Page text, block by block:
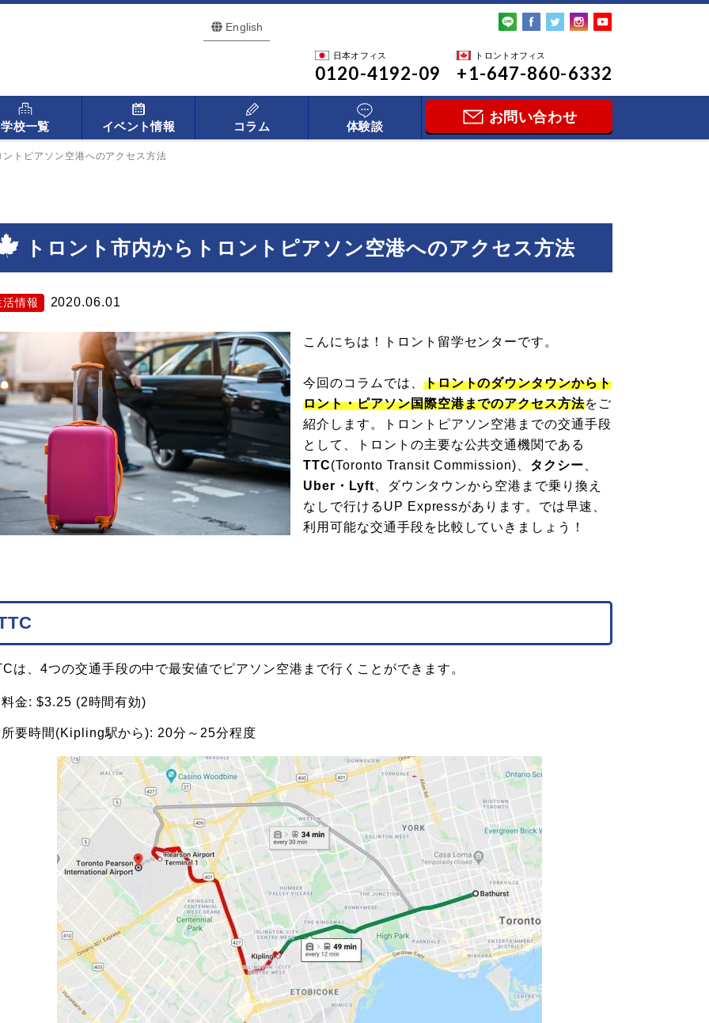
English
日本オフィス
0120-4192-09
トロントオフィス
+1-647-860-6332
学校一覧 イベント情報 コラム 体験談
お問い合わせ
トピアソン空港へのアクセス方法
トロント市内からトロントピアソン空港へのアクセス方法
活情報 2020.06.01
こんにちは！トロント留学センターです。
今回のコラムでは、 トロントのダウンタウンからト
ロント・ピアソン国際空港までのアクセス方法をご
紹介します。トロントピアソン空港までの交通手段
として、トロントの主要な公共交通機関である
TTC(Toronto Transit Commission)、 タクシー
Uber・Lyft 、ダウンタウンから空港まで乗り換え
なしで行けるUP Expressがあります。では早速、
利用可能な交通手段を比較していきましょう！
は、4つの交通手段の中で最安値でピアソン空港まで行くことができます。
料金: $3.25 (2時間有効)
所要時間(Kipling駅から): 20分～25分程度